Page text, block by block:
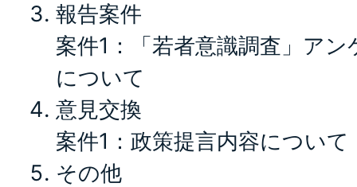
報告案件
案件1：「若者意識調査」ア
について
意見交換
案件1：政策提言内容について
その他